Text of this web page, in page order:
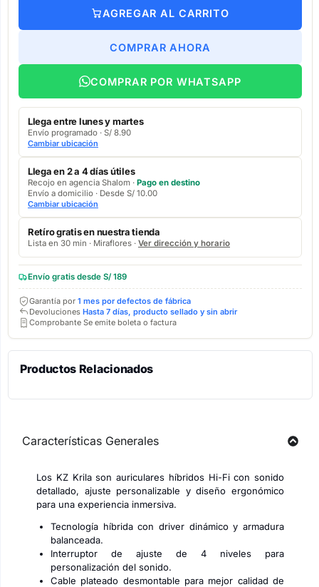
AGREGAR AL CARRITO
COMPRAR AHORA
COMPRAR POR WHATSAPP
Llega entre lunes y martes
Envío programado · S/ 8.90
Cambiar ubicación
Llega en 2 a 4 días útiles
Recojo en agencia Shalom · Pago en destino
Envío a domicilio · Desde S/ 10.00
Cambiar ubicación
Retíro gratis en nuestra tienda
Lista en 30 min · Miraflores · Ver dirección y horario
Envío gratis desde S/ 189
Garantía por 1 mes por defectos de fábrica
Devoluciones Hasta 7 días, producto sellado y sin abrir
Comprobante Se emite boleta o factura
Productos Relacionados
Características Generales
Los KZ Krila son auriculares híbridos Hi-Fi con sonido
detallado, ajuste personalizable y diseño ergonómico
para una experiencia inmersiva.
Tecnología híbrida con driver dinámico y armadura
balanceada.
Interruptor de ajuste de 4 niveles para
personalización del sonido.
Cable plateado desmontable para mejor calidad de